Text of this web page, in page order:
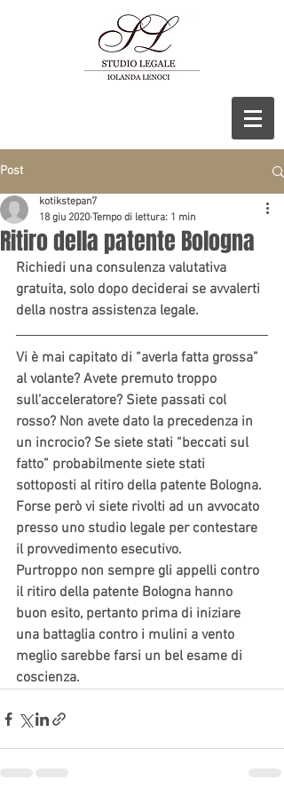
Post
Ritiro della patente Bologna
kotikstepan7
18 giu 2020 Tempo di lettura: 1 min
Richiedi una consulenza valutativa
gratuita, solo dopo deciderai se avvalerti
della nostra assistenza legale.
Vi è mai capitato di “averla fatta grossa”
al volante? Avete premuto troppo
sull’acceleratore? Siete passati col
rosso? Non avete dato la precedenza in
un incrocio? Se siete stati “beccati sul
fatto” probabilmente siete stati
sottoposti al ritiro della patente Bologna.
Forse però vi siete rivolti ad un avvocato
presso uno studio legale per contestare
il provvedimento esecutivo.
Purtroppo non sempre gli appelli contro
il ritiro della patente Bologna hanno
buon esito, pertanto prima di iniziare
una battaglia contro i mulini a vento
meglio sarebbe farsi un bel esame di
coscienza.